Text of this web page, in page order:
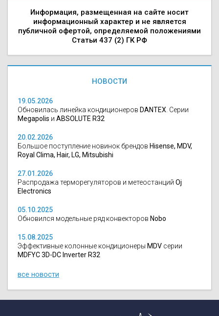
Информация, размещенная на сайте носит
информационный характер и не является
публичной офертой, определяемой положениями
Статьи 437 (2) ГК РФ
НОВОСТИ
19.05.2026
Обновилась линейка кондиционеров DANTEX . Серии
Megapolis и ABSOLUTE R32
20.02.2026
Большое поступление новинок брендов Hisense, MDV,
Royal Clima, Hair, LG, Mitsubishi
27.01.2026
Распродажа терморегуляторов и метеостанций Oj
Electronics
05.10.2025
Обновился модельные ряд конвекторов Nobo
15.08.2025
Эффективные колонные кондиционеры MDV серии
MDFYC 3D-DC Inverter R32
все новости